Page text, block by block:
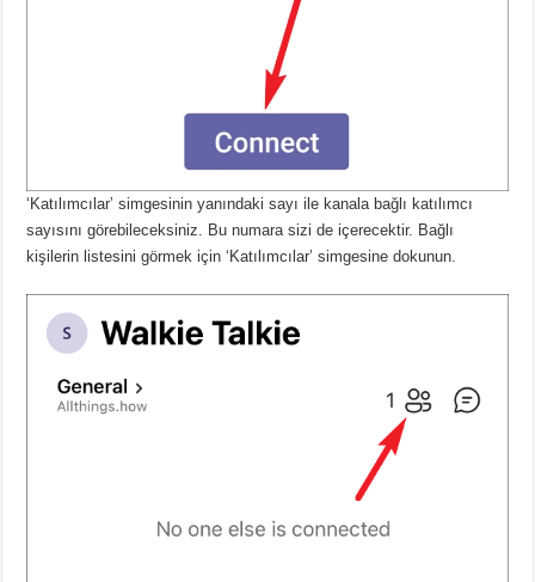
‘Katılımcılar’ simgesinin yanındaki sayı ile kanala bağlı katılımcı
sayısını görebileceksiniz. Bu numara sizi de içerecektir. Bağlı
kişilerin listesini görmek için ‘Katılımcılar’ simgesine dokunun.